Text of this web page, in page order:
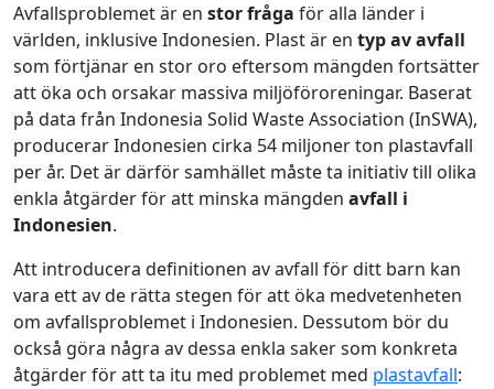
Avfallsproblemet är en storfråga för alla länder i
världen, inklusive Indonesien. Plast är en typ av avfall
som förtjänar en stor oro eftersom mängden fortsätter
att öka och orsakar massiva miljöföroreningar. Baserat
på data från Indonesia Solid Waste Association (InSWA),
producerar Indonesien cirka 54 miljoner ton plastavfall
per år. Det är därför samhället måste ta initiativ till olika
enkla åtgärder för att minska mängden avfall i
Indonesien.
Att introducera definitionen av avfall för ditt barn kan
vara ett av de rätta stegen för att öka medvetenheten
om avfallsproblemet i Indonesien. Dessutom bör du
också göra några av dessa enkla saker som konkreta
åtgärder för att ta itu med problemet med plastavfall: